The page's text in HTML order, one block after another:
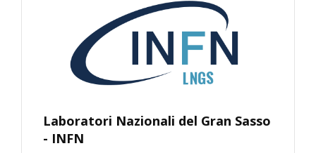
Laboratori Nazionali del Gran Sasso
- INFN